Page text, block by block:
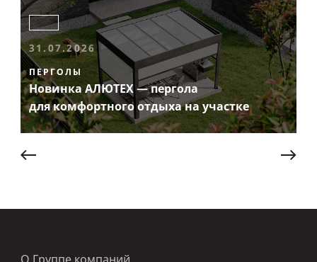
31.07.2026
ПЕРГОЛЫ
Новинка АЛЮТЕХ — пергола
для комфортного отдыха на участке